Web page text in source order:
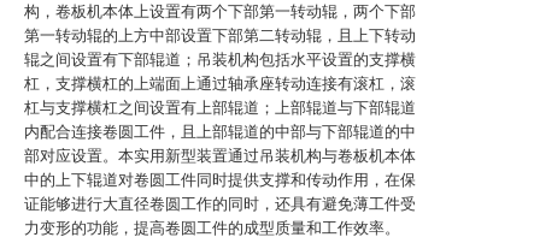
构，卷板机本体上设置有两个下部第一转动辊，两个下部
第一转动辊的上方中部设置下部第二转动辊，且上下转动
辊之间设置有下部辊道；吊装机构包括水平设置的支撑横
杠，支撑横杠的上端面上通过轴承座转动连接有滚杠，滚
杠与支撑横杠之间设置有上部辊道；上部辊道与下部辊道
内配合连接卷圆工件，且上部辊道的中部与下部辊道的中
部对应设置。本实用新型装置通过吊装机构与卷板机本体
中的上下辊道对卷圆工件同时提供支撑和传动作用，在保
证能够进行大直径卷圆工作的同时，还具有避免薄工件受
力变形的功能，提高卷圆工件的成型质量和工作效率。